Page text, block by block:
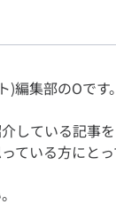
している記事
ている方にと